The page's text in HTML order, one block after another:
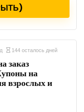
144 осталось дней
заказ
на
взрослых и